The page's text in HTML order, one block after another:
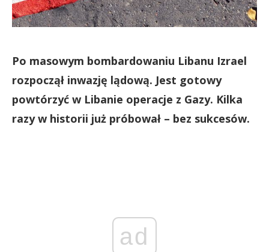
Po masowym bombardowaniu Libanu Izrael
rozpoczął inwazję lądową. Jest gotowy
powtórzyć w Libanie operacje z Gazy. Kilka
razy w historii już próbował – bez sukcesów.
ad